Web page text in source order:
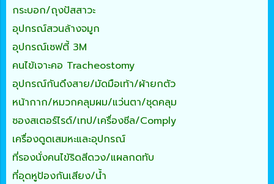
กระบอก/ถุงปัสสาวะ
อุปกรณ์สวนล้างจมูก
อุปกรณ์เซฟตี้ 3M
คนไข้เจาะคอ Tracheostomy
อุปกรณ์กันดึงสาย/มัดมือเท้า/ผ้ายกตัว
หน้ากาก/หมวกคลุมผม/แว่นตา/ชุดคลุม
ซองสเตอร์ไรด์/เทป/เครื่องซีล/Comply
เครื่องดูดเสมหะและอุปกรณ์
ที่รองนั่งคนไข้ริดสีดวง/แผลกดทับ
ที่อุดหูป้องกันเสียง/น้ำ